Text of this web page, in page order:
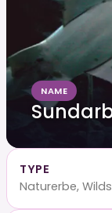
NAME
TYPE
Naturerbe,